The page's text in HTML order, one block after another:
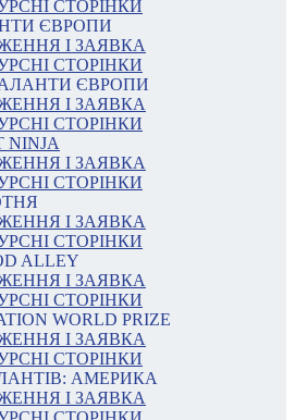
СТОРІНКИ
ЄВРОПИ
І ЗАЯВКА
СТОРІНКИ
ЄВРОПИ
І ЗАЯВКА
СТОРІНКИ
NINJA
І ЗАЯВКА
СТОРІНКИ
І ЗАЯВКА
СТОРІНКИ
ALLEY
І ЗАЯВКА
СТОРІНКИ
WORLD PRIZE
І ЗАЯВКА
СТОРІНКИ
АМЕРИКА
І ЗАЯВКА